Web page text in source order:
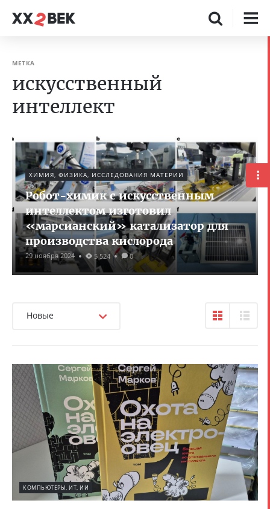
МЕТКА
искусственный
интеллект
ХИМИЯ, ФИЗИКА, ИССЛЕДОВАНИЯ МАТЕРИИ
Робот-химик с искусственным
интеллектом изготовил
«марсианский» катализатор для
производства кислорода
29 ноября 2024 5 524 0
Новые
КОМПЬЮТЕРЫ, ИТ, ИИ